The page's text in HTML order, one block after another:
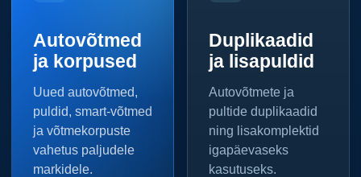
Autovõtmed
ja korpused
Uued autovõtmed,
puldid, smart-võtmed
ja võtmekorpuste
vahetus paljudele
markidele.
Duplikaadid
ja lisapuldid
Autovõtmete ja
pultide duplikaadid
ning lisakomplektid
igapäevaseks
kasutuseks.